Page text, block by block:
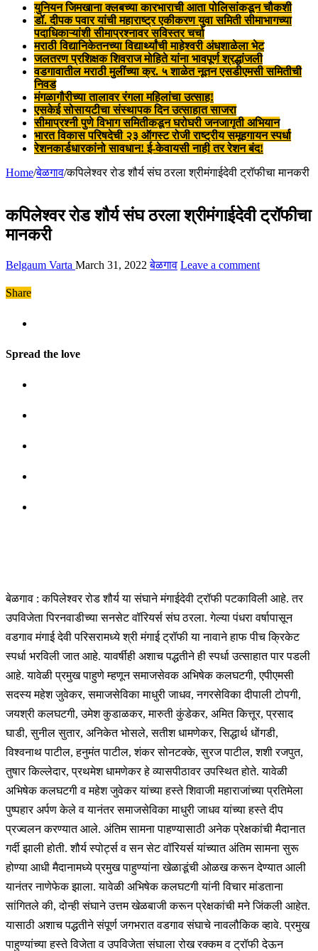
युनियन जिमखाना क्लबच्या कारभाराची आता पोलिसांकडून चौकशी
डॉ. दीपक पवार यांची महाराष्ट्र एकीकरण युवा समिती सीमाभागच्या
पदाधिकाऱ्यांशी सीमाप्रश्नावर सविस्तर चर्चा
मराठी विद्यानिकेतनच्या विद्यार्थ्यांची माहेश्वरी अंधशाळेला भेट
जलतरण प्रशिक्षक शिवराज मोहिते यांना भावपूर्ण श्रद्धांजली
वडगावातील मराठी मुलींच्या क्र. ५ शाळेत नूतन एसडीएमसी समितीची
निवड
मंगळागौरीच्या तालावर रंगला महिलांचा उत्साह!
एसकेई सोसायटीचा संस्थापक दिन उत्साहात साजरा
सीमाप्रश्नी पुणे विभाग समितीकडून घरोघरी जनजागृती अभियान
भारत विकास परिषदेची २३ ऑगस्ट रोजी राष्ट्रीय समूहगायन स्पर्धा
रेशनकार्डधारकांनो सावधान! ई-केवायसी नाही तर रेशन बंद!
Home/बेळगाव/कपिलेश्वर रोड शौर्य संघ ठरला श्रीमंगाईदेवी ट्रॉफीचा मानकरी
कपिलेश्वर रोड शौर्य संघ ठरला श्रीमंगाईदेवी ट्रॉफीचा
मानकरी
Belgaum Varta March 31, 2022 बेळगाव Leave a comment
Share
Spread the love
बेळगाव : कपिलेश्वर रोड शौर्य या संघाने मंगाईदेवी ट्रॉफी पटकाविली आहे. तर
उपविजेता पिरनवाडीच्या सनसेट वॉरियर्स संघ ठरला. गेल्या पंधरा वर्षापासून
वडगाव मंगाई देवी परिसरामध्ये श्री मंगाई ट्रॉफी या नावाने हाफ पीच क्रिकेट
स्पर्धा भरविली जात आहे. यावर्षीही अशाच पद्धतीने ही स्पर्धा उत्साहात पार पडली
आहे. यावेळी प्रमुख पाहुणे म्हणून समाजसेवक अभिषेक कलघटगी, एपीएमसी
सदस्य महेश जुवेकर, समाजसेविका माधुरी जाधव, नगरसेविका दीपाली टोपगी,
जयश्री कलघटगी, उमेश कुडाळकर, मारुती कुंडेकर, अमित कित्तूर, प्रसाद
घाडी, सुनील सुतार, अनिकेत भोसले, सतीश धामणेकर, सिद्धार्थ धोंगडी,
विश्वनाथ पाटील, हनुमंत पाटील, शंकर सोनटक्के, सुरज पाटील, शशी रजपुत,
तुषार किल्लेदार, प्रथमेश धामणेकर हे व्यासपीठावर उपस्थित होते. यावेळी
अभिषेक कलघटगी व महेश जुवेकर यांच्या हस्ते शिवाजी महाराजांच्या प्रतिमेला
पुष्पहार अर्पण केले व यानंतर समाजसेविका माधुरी जाधव यांच्या हस्ते दीप
प्रज्वलन करण्यात आले. अंतिम सामना पाहण्यासाठी अनेक प्रेक्षकांची मैदानात
गर्दी झाली होती. शौर्य स्पोर्ट्स व सन सेट वॉरियर्स यांच्यात अंतिम सामना सुरू
होण्या आधी मैदानामध्ये प्रमुख पाहुण्यांना खेळाडूंची ओळख करून देण्यात आली
यानंतर नाणेफेक झाला. यावेळी अभिषेक कलघटगी यांनी विचार मांडताना
सांगितले की, दोन्ही संघाने उत्तम खेळबाजी करून प्रेक्षकांची मने जिंकली आहेत.
यासाठी अशाच पद्धतीने संपूर्ण जगभरात वडगाव संघाचे नावलौकिक व्हावे. प्रमुख
पाहुण्यांच्या हस्ते विजेता व उपविजेता संघाला रोख रक्कम व ट्रॉफी देऊन